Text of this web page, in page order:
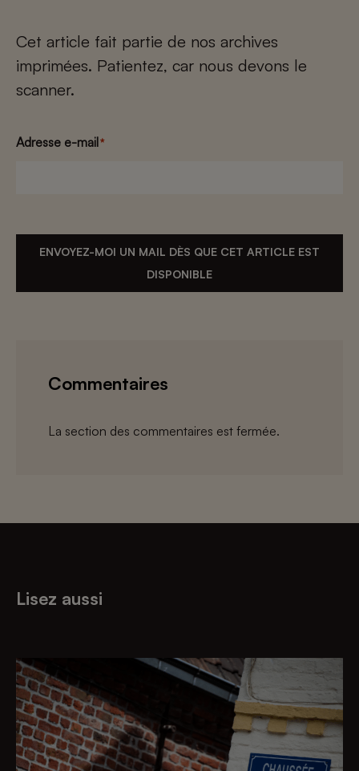
Cet article fait partie de nos archives
imprimées. Patientez, car nous devons le
scanner.
Adresse e-mail*
ENVOYEZ-MOI UN MAIL DÈS QUE CET ARTICLE EST
DISPONIBLE
Commentaires
La section des commentaires est fermée.
Lisez aussi